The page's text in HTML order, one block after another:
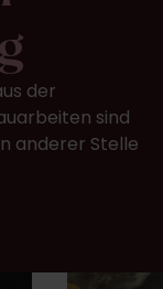
der
sind
anderer Stelle